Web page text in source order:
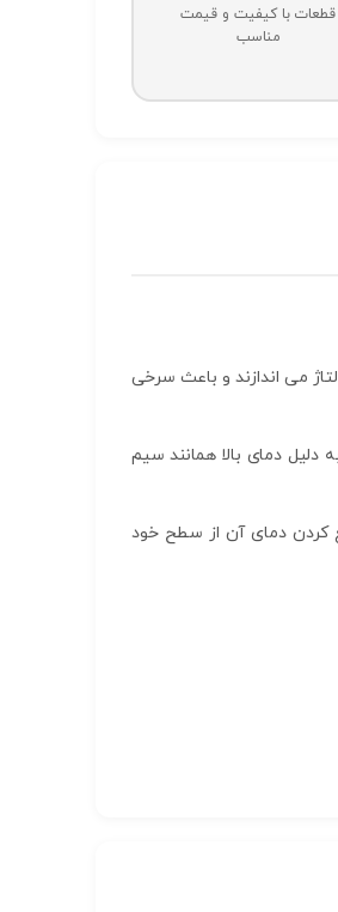
قطعات با کیفیت و قیمت
مناسب
می اندازند و باعث سرخی
دمای بالا همانند سیم
کردن دمای آن از سطح خود